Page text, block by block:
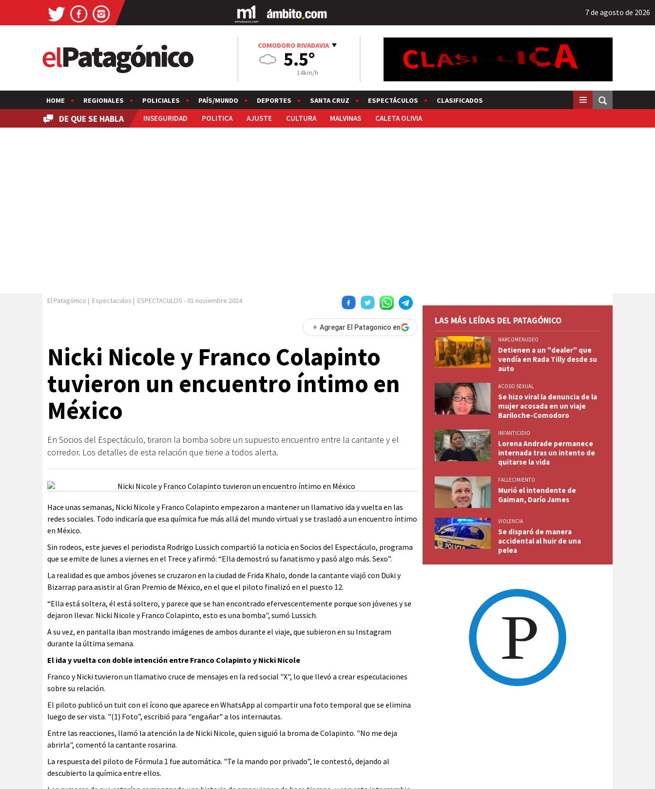
7 de agosto de 2026
COMODORO RIVADAVIA
5.5°
14km/h
HOME REGIONALES POLICIALES PAÍS/MUNDO DEPORTES SANTA CRUZ ESPECTÁCULOS CLASIFICADOS
DE QUE SE HABLA INSEGURIDAD POLITICA AJUSTE CULTURA MALVINAS CALETA OLIVIA
El Patagónico | Espectaculos | ESPECTACULOS - 01 noviembre 2024
+ Agregar El Patagonico en
Nicki Nicole y Franco Colapinto
tuvieron un encuentro íntimo en
México
En Socios del Espectáculo, tiraron la bomba sobre un supuesto encuentro entre la cantante y el
corredor. Los detalles de esta relación que tiene a todos alerta.
Hace unas semanas, Nicki Nicole y Franco Colapinto empezaron a mantener un llamativo ida y vuelta en las
redes sociales. Todo indicaría que esa química fue más allá del mundo virtual y se trasladó a un encuentro íntimo
en México.
Sin rodeos, este jueves el periodista Rodrigo Lussich compartió la noticia en Socios del Espectáculo, programa
que se emite de lunes a viernes en el Trece y afirmó: “Ella demostró su fanatismo y pasó algo más. Sexo”.
La realidad es que ambos jóvenes se cruzaron en la ciudad de Frida Khalo, donde la cantante viajó con Duki y
Bizarrap para asistir al Gran Premio de México, en el que el piloto finalizó en el puesto 12.
“Ella está soltera, él está soltero, y parece que se han encontrado efervescentemente porque son jóvenes y se
dejaron llevar. Nicki Nicole y Franco Colapinto, esto es una bomba", sumó Lussich.
A su vez, en pantalla iban mostrando imágenes de ambos durante el viaje, que subieron en su Instagram
durante la última semana.
El ida y vuelta con doble intención entre Franco Colapinto y Nicki Nicole
Franco y Nicki tuvieron un llamativo cruce de mensajes en la red social "X", lo que llevó a crear especulaciones
sobre su relación.
El piloto publicó un tuit con el ícono que aparece en WhatsApp al compartir una foto temporal que se elimina
luego de ser vista. "(1) Foto”, escribió para "engañar" a los internautas.
Entre las reacciones, llamó la atención la de Nicki Nicole, quien siguió la broma de Colapinto. "No me deja
abrirla", comentó la cantante rosarina.
La respuesta del piloto de Fórmula 1 fue automática. "Te la mando por privado”, le contestó, dejando al
descubierto la química entre ellos.
LAS MÁS LEÍDAS DEL PATAGÓNICO
NARCOMENUDEO
Detienen a un "dealer" que
vendía en Rada Tilly desde su
auto
ACOSO SEXUAL
Se hizo viral la denuncia de la
mujer acosada en un viaje
Bariloche-Comodoro
INFANTICIDIO
Lorena Andrade permanece
internada tras un intento de
quitarse la vida
FALLECIMIENTO
Murió el intendente de
Gaiman, Darío James
VIOLENCIA
Se disparó de manera
accidental al huir de una
pelea